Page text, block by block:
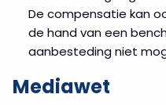
De compensatie kan
de hand van een
aanbesteding niet
Mediawet